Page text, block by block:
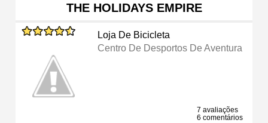
THE HOLIDAYS EMPIRE
Loja De Bicicleta
Centro De Desportos De Aventura
7 avaliações
6 comentários